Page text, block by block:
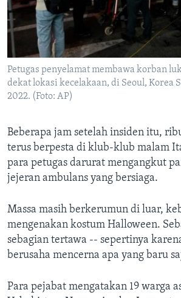
Petugas penyelamat membawa korban
dekat lokasi kecelakaan, di Seoul, Korea
2022. (Foto: AP)
Beberapa jam setelah insiden itu,
terus berpesta di klub-klub malam
para petugas darurat mengangkut
jejeran ambulans yang bersiaga.
Massa masih berkerumun di luar,
mengenakan kostum Halloween.
sebagian tertawa -- sepertinya
berusaha mencerna apa yang baru
Para pejabat mengatakan 19 warga